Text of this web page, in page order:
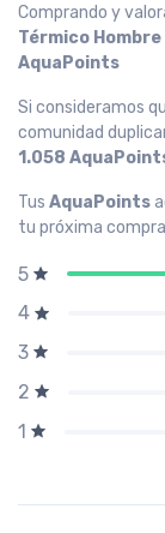
Comprando y
Térmico Hombre
AquaPoints
Si consideramos
comunidad
1.058
Tus AquaPoints
tu próxima
5
4
3
2
1